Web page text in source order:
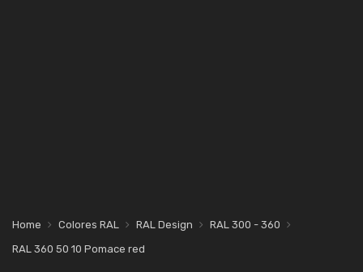
Home Colores RAL RAL Design
RAL 300 - 360
RAL 360 50 10 Pomace red